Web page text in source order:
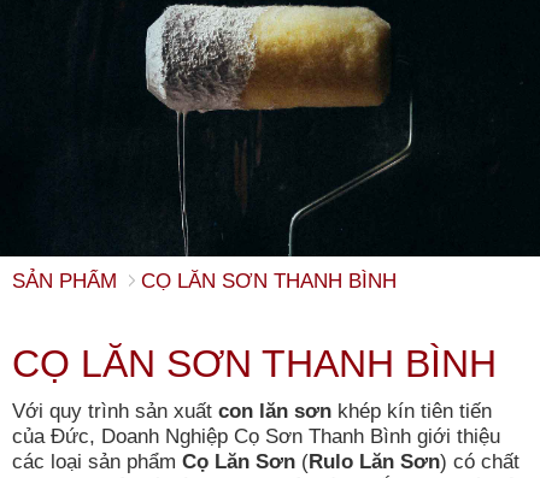
SẢN PHẨM CỌ LĂN SƠN THANH BÌNH
CỌ LĂN SƠN THANH BÌNH
Với quy trình sản xuất con lăn sơn khép kín tiên tiến
của Đức, Doanh Nghiệp Cọ Sơn Thanh Bình giới thiệu
các loại sản phẩm Cọ Lăn Sơn (Rulo Lăn Sơn) có chất